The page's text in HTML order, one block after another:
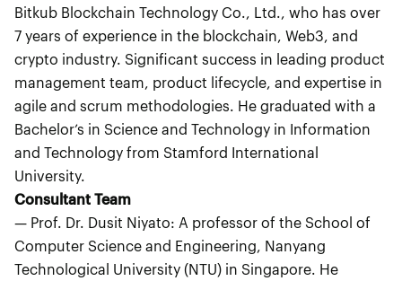
Bitkub Blockchain Technology Co., Ltd., who has over
7 years of experience in the blockchain, Web3, and
crypto industry. Significant success in leading product
management team, product lifecycle, and expertise in
agile and scrum methodologies. He graduated with a
Bachelor’s in Science and Technology in Information
and Technology from Stamford International
University.
Consultant Team
— Prof. Dr. Dusit Niyato: A professor of the School of
Computer Science and Engineering, Nanyang
Technological University (NTU) in Singapore. He